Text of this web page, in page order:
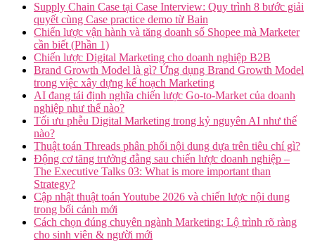
Supply Chain Case tại Case Interview: Quy trình 8 bước giải
quyết cùng Case practice demo từ Bain
Chiến lược vận hành và tăng doanh số Shopee mà Marketer
cần biết (Phần 1)
Chiến lược Digital Marketing cho doanh nghiệp B2B
Brand Growth Model là gì? Ứng dụng Brand Growth Model
trong việc xây dựng kế hoạch Marketing
AI đang tái định nghĩa chiến lược Go-to-Market của doanh
nghiệp như thế nào?
Tối ưu phễu Digital Marketing trong kỷ nguyên AI như thế
nào?
Thuật toán Threads phân phối nội dung dựa trên tiêu chí gì?
Động cơ tăng trưởng đằng sau chiến lược doanh nghiệp –
The Executive Talks 03: What is more important than
Strategy?
Cập nhật thuật toán Youtube 2026 và chiến lược nội dung
trong bối cảnh mới
Cách chọn đúng chuyên ngành Marketing: Lộ trình rõ ràng
cho sinh viên & người mới